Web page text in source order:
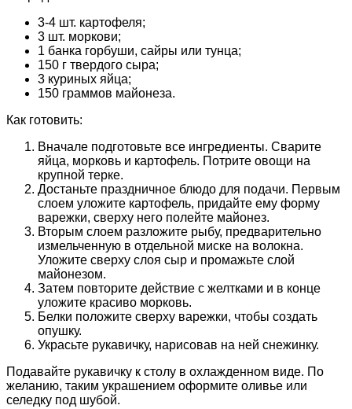
3-4 шт. картофеля;
3 шт. моркови;
1 банка горбуши, сайры или тунца;
150 г твердого сыра;
3 куриных яйца;
150 граммов майонеза.
Как готовить:
Вначале подготовьте все ингредиенты. Сварите
яйца, морковь и картофель. Потрите овощи на
крупной терке.
Достаньте праздничное блюдо для подачи. Первым
слоем уложите картофель, придайте ему форму
варежки, сверху него полейте майонез.
Вторым слоем разложите рыбу, предварительно
измельченную в отдельной миске на волокна.
Уложите сверху слоя сыр и промажьте слой
майонезом.
Затем повторите действие с желтками и в конце
уложите красиво морковь.
Белки положите сверху варежки, чтобы создать
опушку.
Украсьте рукавичку, нарисовав на ней снежинку.
Подавайте рукавичку к столу в охлажденном виде. По
желанию, таким украшением оформите оливье или
селедку под шубой.